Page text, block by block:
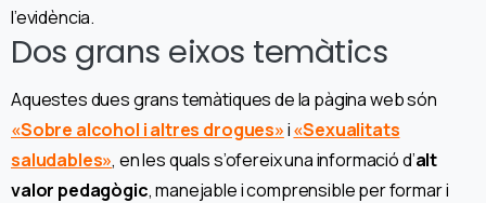
l’evidència.
Dos grans eixos temàtics
Aquestes dues grans temàtiques de la pàgina web són
«Sobre alcohol i altres drogues»i«Sexualitats
saludables», en les quals s’ofereix una informació d’alt
valor pedagògic, manejable i comprensible per formar i